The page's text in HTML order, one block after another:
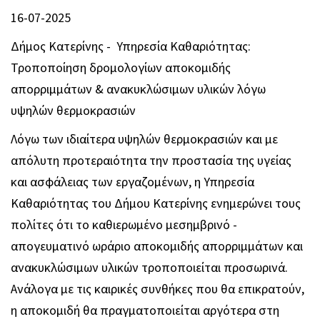
16-07-2025
Δήμος Κατερίνης - Υπηρεσία Καθαριότητας:
Τροποποίηση δρομολογίων αποκομιδής
απορριμμάτων & ανακυκλώσιμων υλικών λόγω
υψηλών θερμοκρασιών
Λόγω των ιδιαίτερα υψηλών θερμοκρασιών και με
απόλυτη προτεραιότητα την προστασία της υγείας
και ασφάλειας των εργαζομένων, η Υπηρεσία
Καθαριότητας του Δήμου Κατερίνης ενημερώνει τους
πολίτες ότι το καθιερωμένο μεσημβρινό -
απογευματινό ωράριο αποκομιδής απορριμμάτων και
ανακυκλώσιμων υλικών τροποποιείται προσωρινά.
Ανάλογα με τις καιρικές συνθήκες που θα επικρατούν,
η αποκομιδή θα πραγματοποιείται αργότερα στη